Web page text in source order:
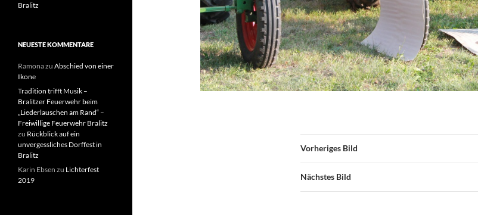
Vorheriges Bild
Nächstes Bild
Bralitz
NEUESTE KOMMENTARE
Ramonazu Abschied von einer
Ikone
Tradition trifft Musik –
Bralitzer Feuerwehr beim
„Liederlauschen am Rand“ –
Freiwillige Feuerwehr Bralitz
zu Rückblick auf ein
unvergessliches Dorffest in
Bralitz
Karin Ebsen zu Lichterfest
2019